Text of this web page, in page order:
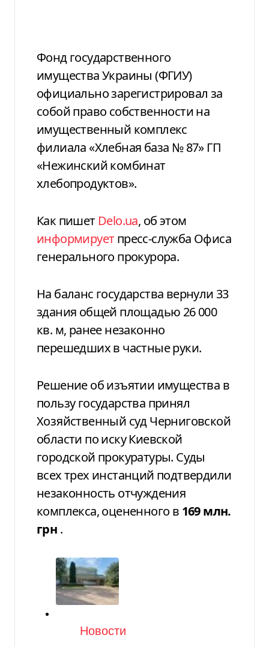
Фонд государственного
имущества Украины (ФГИУ)
официально зарегистрировал за
собой право собственности на
имущественный комплекс
филиала «Хлебная база № 87» ГП
«Нежинский комбинат
хлебопродуктов».
Как пишет Delo.ua, об этом
информирует пресс-служба Офиса
генерального прокурора.
На баланс государства вернули 33
здания общей площадью 26 000
кв. м, ранее незаконно
перешедших в частные руки.
Решение об изъятии имущества в
пользу государства принял
Хозяйственный суд Черниговской
области по иску Киевской
городской прокуратуры. Суды
всех трех инстанций подтвердили
незаконность отчуждения
комплекса, оцененного в 169 млн.
грн .
Категория
Новости